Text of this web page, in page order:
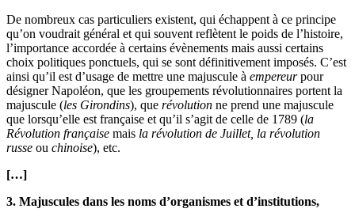
De nombreux cas particuliers existent, qui échappent à ce principe
qu’on voudrait général et qui souvent reflètent le poids de l’histoire,
l’importance accordée à certains évènements mais aussi certains
choix politiques ponctuels, qui se sont définitivement imposés. C’est
ainsi qu’il est d’usage de mettre une majuscule à empereurpour
désigner Napoléon, que les groupements révolutionnaires portent la
majuscule (les Girondins), que révolution ne prend une majuscule
que lorsqu’elle est française et qu’il s’agit de celle de 1789 (la
Révolution française mais la révolution de Juillet, la révolution
russe ou chinoise), etc.
[…]
3. Majuscules dans les noms d’organismes et d’institutions,